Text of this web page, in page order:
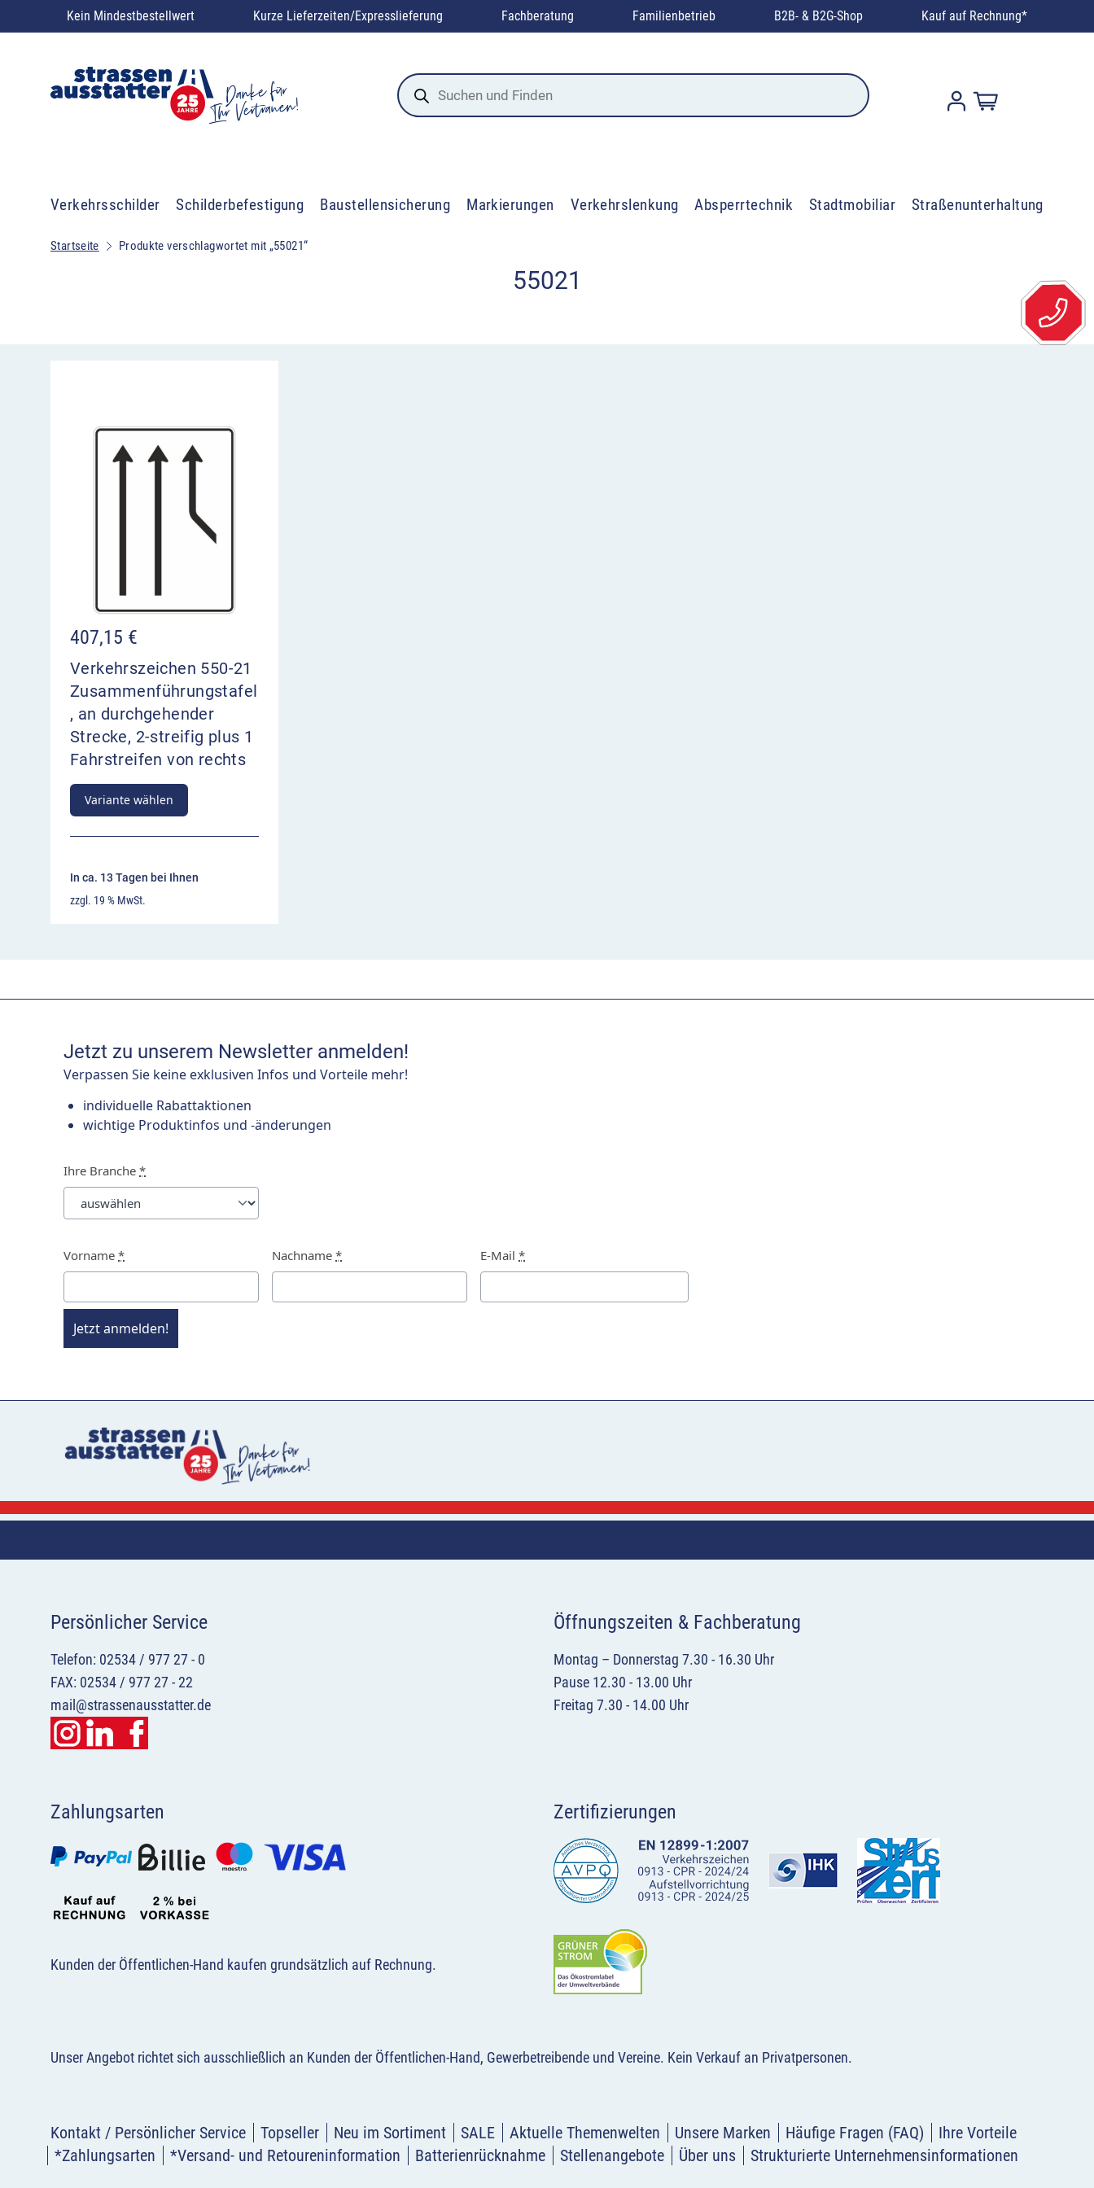
Kein Mindestbestellwert Kurze Lieferzeiten/Expresslieferung Fachberatung Familienbetrieb B2B- & B2G-Shop Kauf auf Rechnung*
Products
search
Verkehrsschilder Schilderbefestigung Baustellensicherung Markierungen Verkehrslenkung Absperrtechnik Stadtmobiliar Straßenunterhaltung
Startseite Produkte verschlagwortet mit „55021“
55021
407,15 €
Verkehrszeichen 550-21
Zusammenführungstafel
, an durchgehender
Strecke, 2-streifig plus 1
Fahrstreifen von rechts
Variante wählen
In ca. 13 Tagen bei Ihnen
zzgl. 19 % MwSt.
Jetzt zu unserem Newsletter anmelden!
Verpassen Sie keine exklusiven Infos und Vorteile mehr!
individuelle Rabattaktionen
wichtige Produktinfos und -änderungen
Ihre Branche *
Vorname * Nachname * E-Mail *
Jetzt anmelden!
Persönlicher Service
Telefon: 02534 / 977 27 - 0
FAX: 02534 / 977 27 - 22
mail@strassenausstatter.de
Öffnungszeiten & Fachberatung
Montag – Donnerstag 7.30 - 16.30 Uhr
Pause 12.30 - 13.00 Uhr
Freitag 7.30 - 14.00 Uhr
Zahlungsarten
Kunden der Öffentlichen-Hand kaufen grundsätzlich auf Rechnung.
Zertifizierungen
Unser Angebot richtet sich ausschließlich an Kunden der Öffentlichen-Hand, Gewerbetreibende und Vereine. Kein Verkauf an Privatpersonen.
Kontakt / Persönlicher Service Topseller Neu im Sortiment SALE Aktuelle Themenwelten Unsere Marken Häufige Fragen (FAQ)
Ihre Vorteile
*Zahlungsarten
*Versand- und Retoureninformation Batterienrücknahme Stellenangebote Über uns Strukturierte Unternehmensinformationen